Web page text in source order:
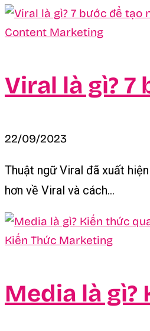
Content Marketing
Viral là gì?
22/09/2023
Thuật ngữ Viral đã xuất
hơn về Viral và cách...
Kiến Thức Marketing
Media là